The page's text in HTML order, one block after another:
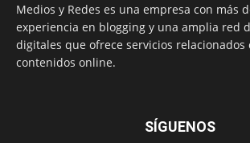
Medios y Redes es una empresa con más
experiencia en blogging y una amplia red
digitales que ofrece servicios relacionados
contenidos online.
SÍGUENOS